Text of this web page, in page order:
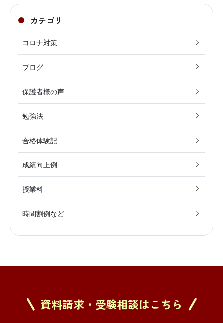
カテゴリ
コロナ対策
ブログ
保護者様の声
勉強法
合格体験記
成績向上例
授業料
時間割例など
資料請求・受験相談はこちら